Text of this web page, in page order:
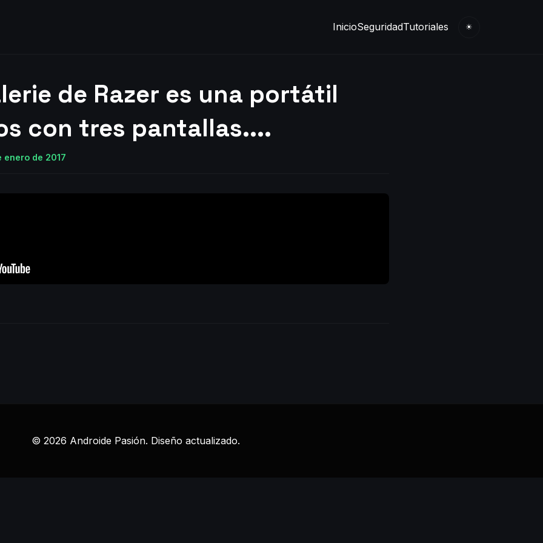
InicioSeguridadTutoriales ☀
de Razer es una portátil
con tres pantallas....
de 2017
© 2026 Androide Pasión. Diseño actualizado.